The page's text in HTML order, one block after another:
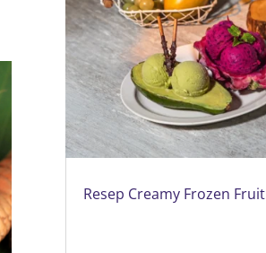
Resep Creamy Frozen Fruit